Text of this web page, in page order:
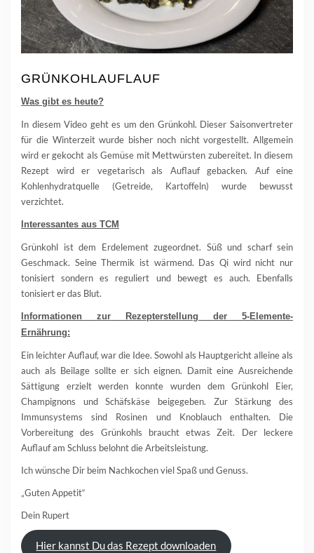
GRÜNKOHLAUFLAUF
Was gibt es heute?
In diesem Video geht es um den Grünkohl. Dieser Saisonvertreter
für die Winterzeit wurde bisher noch nicht vorgestellt. Allgemein
wird er gekocht als Gemüse mit Mettwürsten zubereitet. In diesem
Rezept wird er vegetarisch als Auflauf gebacken. Auf eine
Kohlenhydratquelle (Getreide, Kartoffeln) wurde bewusst
verzichtet.
Interessantes aus TCM
Grünkohl ist dem Erdelement zugeordnet. Süß und scharf sein
Geschmack. Seine Thermik ist wärmend. Das Qi wird nicht nur
tonisiert sondern es reguliert und bewegt es auch. Ebenfalls
tonisiert er das Blut.
Informationen zur Rezepterstellung der 5-Elemente-
Ernährung:
Ein leichter Auflauf, war die Idee. Sowohl als Hauptgericht alleine als
auch als Beilage sollte er sich eignen. Damit eine Ausreichende
Sättigung erzielt werden konnte wurden dem Grünkohl Eier,
Champignons und Schäfskäse beigegeben. Zur Stärkung des
Immunsystems sind Rosinen und Knoblauch enthalten. Die
Vorbereitung des Grünkohls braucht etwas Zeit. Der leckere
Auflauf am Schluss belohnt die Arbeitsleistung.
Ich wünsche Dir beim Nachkochen viel Spaß und Genuss.
„Guten Appetit“
Dein Rupert
Hier kannst Du das Rezept downloaden